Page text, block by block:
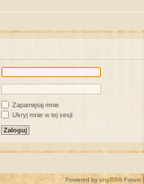
Zapamiętaj mnie
Ukryj mnie w tej sesji
Powered by phpBB® Forum